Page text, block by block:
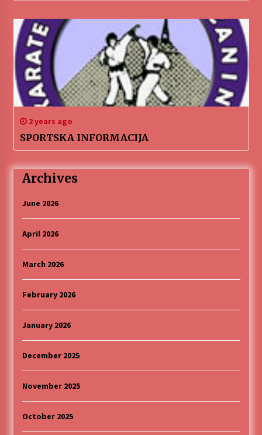
2 years ago
SPORTSKA INFORMACIJA
Archives
June 2026
April 2026
March 2026
February 2026
January 2026
December 2025
November 2025
October 2025